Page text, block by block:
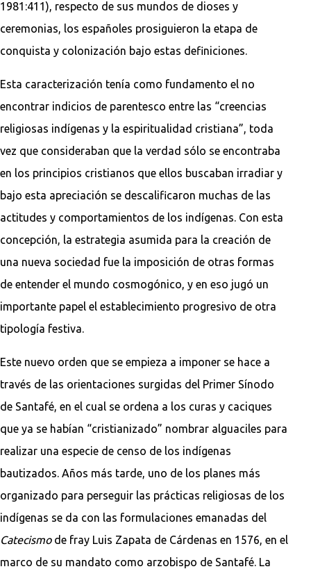
1981:411), respecto de sus mundos de dioses y
ceremonias, los españoles prosiguieron la etapa de
conquista y colonización bajo estas definiciones.
Esta caracterización tenía como fundamento el no
encontrar indicios de parentesco entre las “creencias
religiosas indígenas y la espiritualidad cristiana”, toda
vez que consideraban que la verdad sólo se encontraba
en los principios cristianos que ellos buscaban irradiar y
bajo esta apreciación se descalificaron muchas de las
actitudes y comportamientos de los indígenas. Con esta
concepción, la estrategia asumida para la creación de
una nueva sociedad fue la imposición de otras formas
de entender el mundo cosmogónico, y en eso jugó un
importante papel el establecimiento progresivo de otra
tipología festiva.
Este nuevo orden que se empieza a imponer se hace a
través de las orientaciones surgidas del Primer Sínodo
de Santafé, en el cual se ordena a los curas y caciques
que ya se habían “cristianizado” nombrar alguaciles para
realizar una especie de censo de los indígenas
bautizados. Años más tarde, uno de los planes más
organizado para perseguir las prácticas religiosas de los
indígenas se da con las formulaciones emanadas del
Catecismode fray Luis Zapata de Cárdenas en 1576, en el
marco de su mandato como arzobispo de Santafé. La